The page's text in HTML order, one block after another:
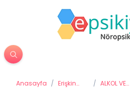
Anasayfa / Erişkin
/ ALKOL VE